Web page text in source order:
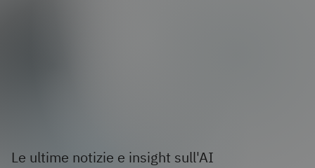
Le ultime notizie e insight sull'AI